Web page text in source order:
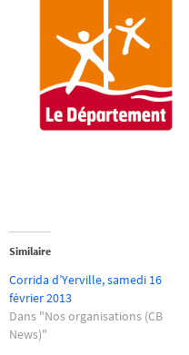
Similaire
Corrida d’Yerville, samedi 16
février 2013
Dans "Nos organisations (CB
News)"